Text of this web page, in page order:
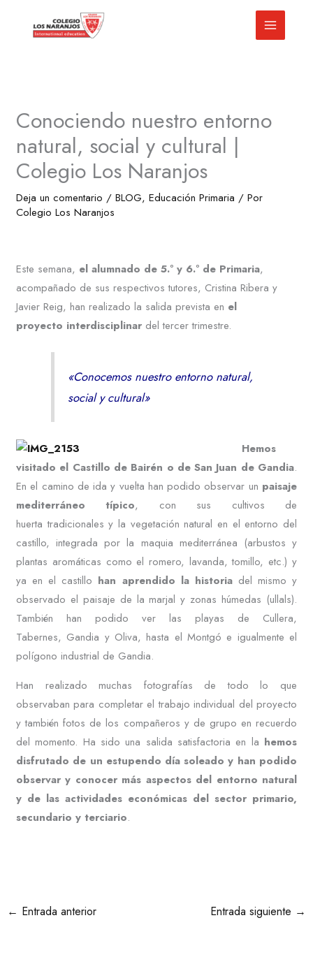
Conociendo nuestro entorno
natural, social y cultural |
Colegio Los Naranjos
Deja un comentario /BLOG,Educación Primaria / Por
Colegio Los Naranjos
Este semana, el alumnado de 5.º y 6.º de Primaria,
acompañado de sus respectivos tutores, Cristina Ribera y
Javier Reig, han realizado la salida prevista en el
proyecto interdisciplinar del tercer trimestre.
«Conocemos nuestro entorno natural,
social y cultural»
Hemos
visitado el Castillo de Bairén o de San Juan de Gandia.
En el camino de ida y vuelta han podido observar un paisaje
mediterráneo típico, con sus cultivos de
huerta tradicionales y la vegetación natural en el entorno del
castillo, integrada por la maquia mediterránea (arbustos y
plantas aromáticas como el romero, lavanda, tomillo, etc.) y
ya en el castillo han aprendido la historiadel mismo y
observado el paisaje de la marjal y zonas húmedas (ullals).
También han podido ver las playas de Cullera,
Tabernes, Gandia y Oliva, hasta el Montgó e igualmente el
polígono industrial de Gandia.
Han realizado muchas fotografías de todo lo que
observaban para completar el trabajo individual del proyecto
y también fotos de los compañeros y de grupo en recuerdo
del momento. Ha sido una salida satisfactoria en la hemos
disfrutado de un estupendo día soleado y han podido
observar y conocer más aspectos del entorno natural
y de las actividades económicas del sector primario,
secundario y terciario.
← Entrada anterior Entrada siguiente →